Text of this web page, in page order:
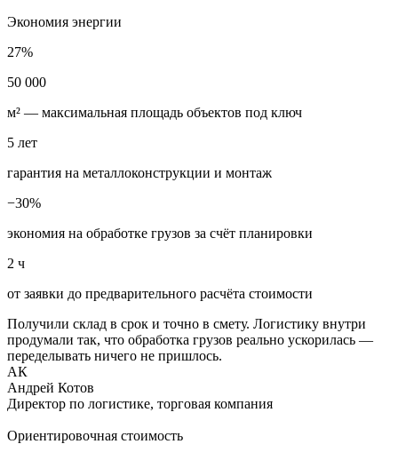
Экономия энергии
27%
50 000
м² — максимальная площадь объектов под ключ
5 лет
гарантия на металлоконструкции и монтаж
−30%
экономия на обработке грузов за счёт планировки
2 ч
от заявки до предварительного расчёта стоимости
Получили склад в срок и точно в смету. Логистику внутри
продумали так, что обработка грузов реально ускорилась —
переделывать ничего не пришлось.
АК
Андрей Котов
Директор по логистике, торговая компания
Ориентировочная стоимость